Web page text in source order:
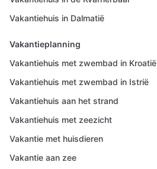
Vakantiehuis in Dalmatië
Vakantieplanning
Vakantiehuis met zwembad in Kroatië
Vakantiehuis met zwembad in Istrië
Vakantiehuis aan het strand
Vakantiehuis met zeezicht
Vakantie met huisdieren
Vakantie aan zee